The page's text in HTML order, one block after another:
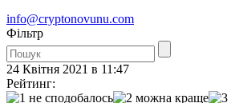
info@cryptonovunu.com
Фiльтр
24 Квітня 2021 в 11:47
Рейтинг: